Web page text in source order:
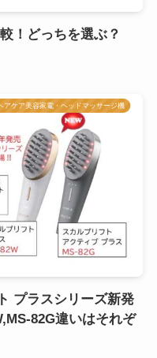
！どっちを選ぶ？
アケア美容家電・ヘッドマッサージ機
プラスシリーズ新発
82G違いはそれぞ